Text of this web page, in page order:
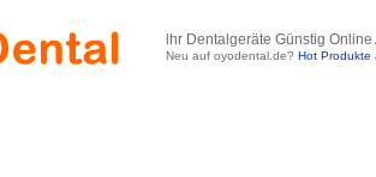
lhr Dentalgeräte Günstig
Neu auf oyodental.de? Hot Produkte